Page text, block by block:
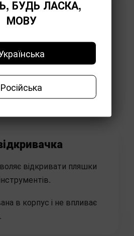
відкривати пляшки
в корпус і не впливає
БУДЬ ЛАСКА,
МОВУ
Російська